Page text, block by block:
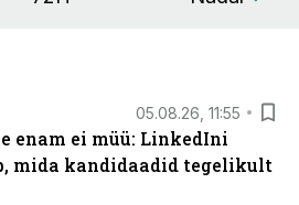
05.08.26, 11:55
enam ei müü: LinkedIni
mida kandidaadid tegelikult